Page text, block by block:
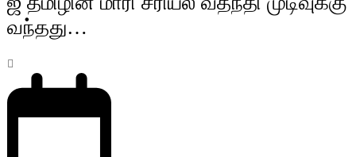
வந்தது…